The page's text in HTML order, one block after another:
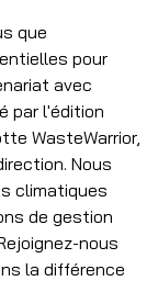
que
pour
avec
par l'édition
WasteWarrior,
Nous
climatiques
de gestion
nous
la différence